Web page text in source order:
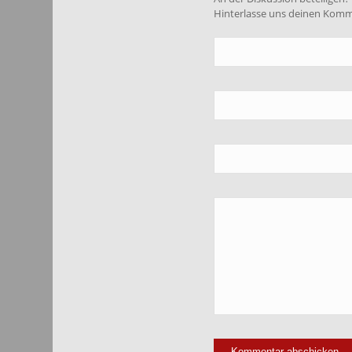
Hinterlasse uns deinen